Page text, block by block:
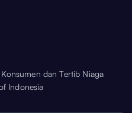
dan Tertib Niaga
Indonesia